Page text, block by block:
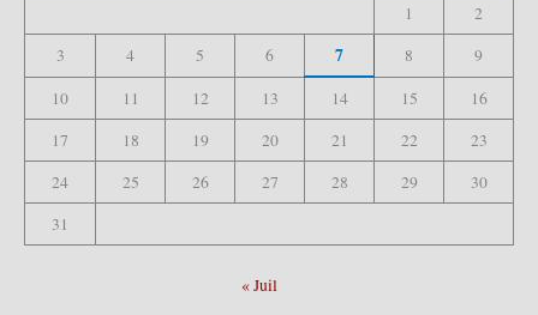
1
2
3
4 5 6 7 8
9
10
11 12 13 14 15
16
17
18 19 20 21 22
23
24
25 26 27 28 29
30
31
« Juil